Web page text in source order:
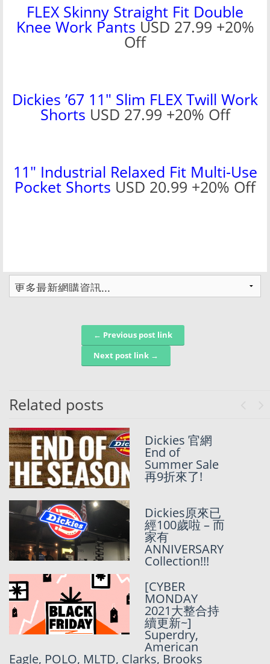
FLEX Skinny Straight Fit Double
Knee Work Pants USD 27.99 +20%
Off
Dickies ’67 11″ Slim FLEX Twill Work
Shorts USD 27.99 +20% Off
11″ Industrial Relaxed Fit Multi-Use
Pocket Shorts USD 20.99 +20% Off
Post navigation← Previous post link
Next post link →
Related posts
Dickies 官網
End of
Summer Sale
再9折來了!
Dickies原來已
經100歲啦 – 而
家有
ANNIVERSARY
Collection!!!
[CYBER
MONDAY
2021大整合持
續更新~]
Superdry,
American
Eagle, POLO, MLTD, Clarks, Brooks
Dickies 美國官
網75折 Black
Friday Deals
Dickies 獨家85
折Summer
Sale
Dickies 一樣可
以買老牛! | 7
折仲可以再加
獨家85折!
Dickies 長期85